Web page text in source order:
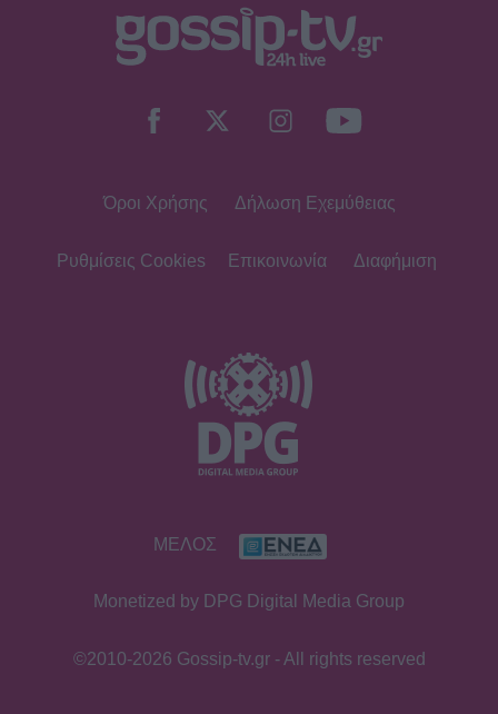
Όροι Χρήσης Δήλωση Εχεμύθειας
Ρυθμίσεις Cookies Επικοινωνία Διαφήμιση
ΜΕΛΟΣ
Monetized by DPG Digital Media Group
©2010-2026 Gossip-tv.gr - All rights reserved